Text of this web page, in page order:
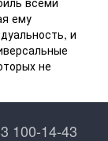
ему
и
не
100-14-43